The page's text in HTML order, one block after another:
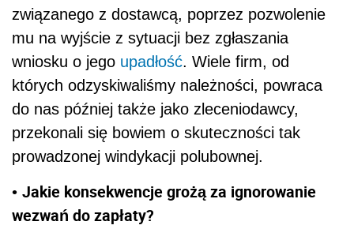
związanego z dostawcą, poprzez pozwolenie
mu na wyjście z sytuacji bez zgłaszania
wniosku o jego upadłość. Wiele firm, od
których odzyskiwaliśmy należności, powraca
do nas później także jako zleceniodawcy,
przekonali się bowiem o skuteczności tak
prowadzonej windykacji polubownej.
• Jakie konsekwencje grożą za ignorowanie
wezwań do zapłaty?